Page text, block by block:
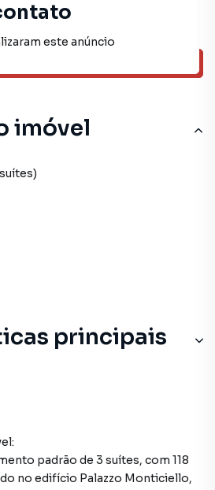
site ou deixar seu contato para
imóvel
principais
padrão de 3 suítes, com 118
no edifício Palazzo Monticiello,
este anúncio